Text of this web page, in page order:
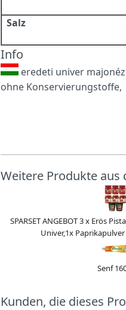
Salz
Info
eredeti univer majonéz
ohne Konservierungstoffe,
Weitere Produkte aus
SPARSET ANGEBOT 3 x Erös
Univer,1x
Senf
Kunden, die dieses